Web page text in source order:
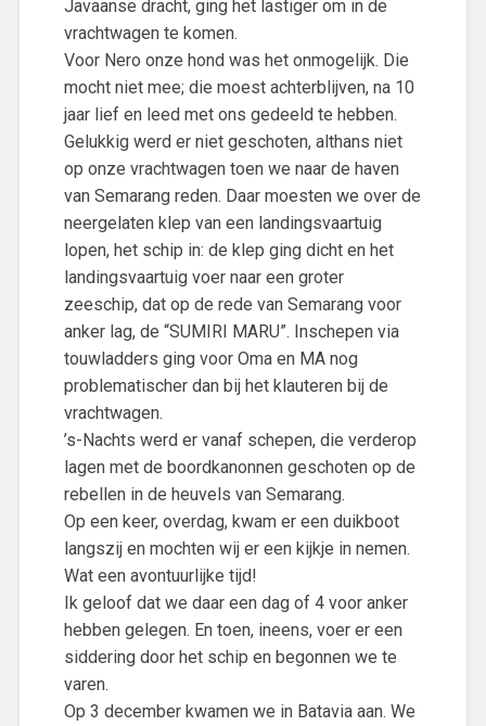
Javaanse dracht, ging het lastiger om in de
vrachtwagen te komen.
Voor Nero onze hond was het onmogelijk. Die
mocht niet mee; die moest achterblijven, na 10
jaar lief en leed met ons gedeeld te hebben.
Gelukkig werd er niet geschoten, althans niet
op onze vrachtwagen toen we naar de haven
van Semarang reden. Daar moesten we over de
neergelaten klep van een landingsvaartuig
lopen, het schip in: de klep ging dicht en het
landingsvaartuig voer naar een groter
zeeschip, dat op de rede van Semarang voor
anker lag, de “SUMIRI MARU”. Inschepen via
touwladders ging voor Oma en MA nog
problematischer dan bij het klauteren bij de
vrachtwagen.
’s-Nachts werd er vanaf schepen, die verderop
lagen met de boordkanonnen geschoten op de
rebellen in de heuvels van Semarang.
Op een keer, overdag, kwam er een duikboot
langszij en mochten wij er een kijkje in nemen.
Wat een avontuurlijke tijd!
Ik geloof dat we daar een dag of 4 voor anker
hebben gelegen. En toen, ineens, voer er een
siddering door het schip en begonnen we te
varen.
Op 3 december kwamen we in Batavia aan. We